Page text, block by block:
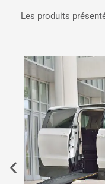
Les produits